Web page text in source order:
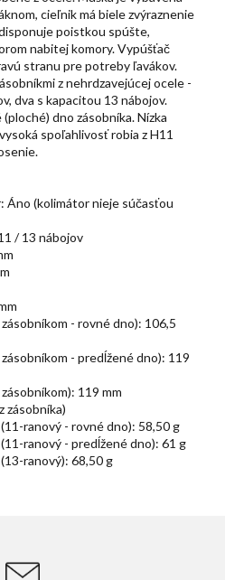
cieľnik má biele zvýraznenie
poistkou spúšte,
nabitej komory. Vypúšťač
stranu pre potreby ľavákov.
z nehrdzavejúcej ocele -
dva s kapacitou 13 nábojov.
dno zásobníka. Nízka
spoľahlivosť robia z H11
Áno (kolimátor nieje súčasťou
/ 13 nábojov
- rovné dno): 106,5
- predĺžené dno): 119
119 mm
zásobníka)
ranový - rovné dno): 58,50 g
ranový - predĺžené dno): 61 g
ranový): 68,50 g